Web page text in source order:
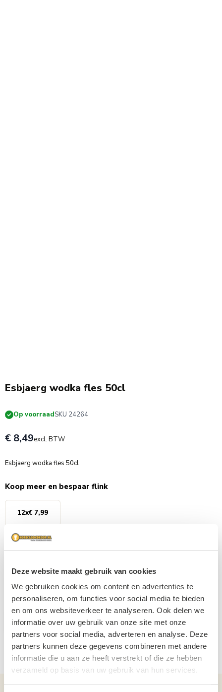
Deze website maakt gebruik van cookies
We gebruiken cookies om content en advertenties te
personaliseren, om functies voor social media te bieden
en om ons websiteverkeer te analyseren. Ook delen we
informatie over uw gebruik van onze site met onze
partners voor social media, adverteren en analyse. Deze
partners kunnen deze gegevens combineren met andere
informatie die u aan ze heeft verstrekt of die ze hebben
verzameld op basis van uw gebruik van hun services.
Esbjaerg wodka fles 50cl
Op voorraadSKU 24264
€ 8,49excl. BTW
Esbjaerg wodka fles 50cl
Koop meer en bespaar flink
12x€ 7,99
Je bespaart6%
Afhaalshop
Aantal
In winkelwagen